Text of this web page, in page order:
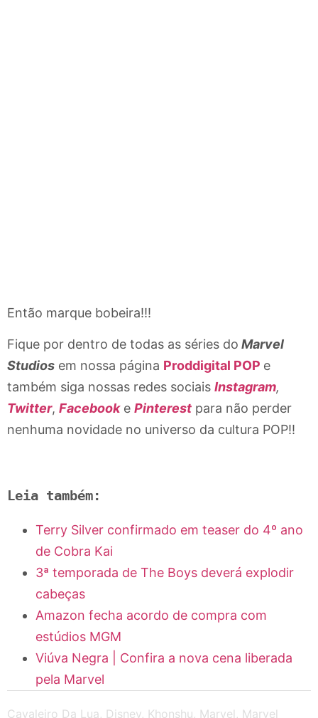
Então marque bobeira!!!
Fique por dentro de todas as séries do Marvel
Studios em nossa página Proddigital POP e
também siga nossas redes sociais Instagram,
Twitter, Facebooke Pinterest para não perder
nenhuma novidade no universo da cultura POP!!
Leia também:
Terry Silver confirmado em teaser do 4º ano
de Cobra Kai
3ª temporada de The Boys deverá explodir
cabeças
Amazon fecha acordo de compra com
estúdios MGM
Viúva Negra | Confira a nova cena liberada
pela Marvel
Cavaleiro Da Lua Disney Khonshu Marvel
Marvel